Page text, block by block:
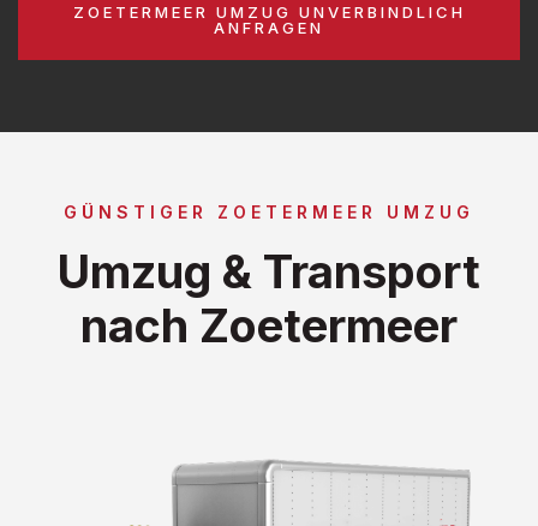
ZOETERMEER UMZUG UNVERBINDLICH
ANFRAGEN
GÜNSTIGER ZOETERMEER UMZUG
Umzug & Transport
nach Zoetermeer